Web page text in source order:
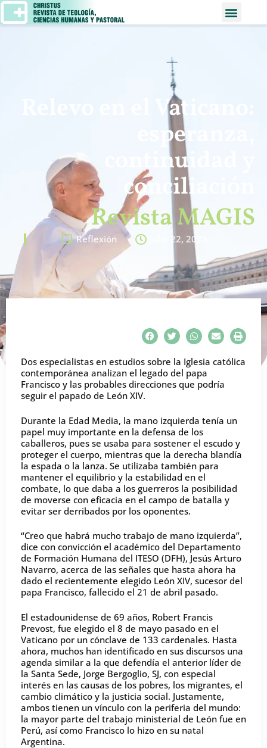
Relevo en el Vaticano:
esperanza,
continuidad y
conciliación
Revista MAGIS
Reflexión julio 22, 2025
Dos especialistas en estudios sobre la Iglesia católica
contemporánea analizan el legado del papa
Francisco y las probables direcciones que podría
seguir el papado de León XIV.
Durante la Edad Media, la mano izquierda tenía un
papel muy importante en la defensa de los
caballeros, pues se usaba para sostener el escudo y
proteger el cuerpo, mientras que la derecha blandía
la espada o la lanza. Se utilizaba también para
mantener el equilibrio y la estabilidad en el
combate, lo que daba a los guerreros la posibilidad
de moverse con eficacia en el campo de batalla y
evitar ser derribados por los oponentes.
“Creo que habrá mucho trabajo de mano izquierda”,
dice con convicción el académico del Departamento
de Formación Humana del ITESO (DFH), Jesús Arturo
Navarro, acerca de las señales que hasta ahora ha
dado el recientemente elegido León XIV, sucesor del
papa Francisco, fallecido el 21 de abril pasado.
El estadounidense de 69 años, Robert Francis
Prevost, fue elegido el 8 de mayo pasado en el
Vaticano por un cónclave de 133 cardenales. Hasta
ahora, muchos han identificado en sus discursos una
agenda similar a la que defendía el anterior líder de
la Santa Sede, Jorge Bergoglio, SJ, con especial
interés en las causas de los pobres, los migrantes, el
cambio climático y la justicia social. Justamente,
ambos tienen un vínculo con la periferia del mundo:
la mayor parte del trabajo ministerial de León fue en
Perú, así como Francisco lo hizo en su natal
Argentina.